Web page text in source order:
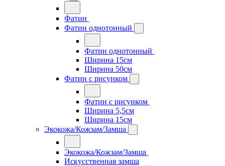
Фатин
Фатин однотонный
Фатин однотонный
Ширина 15см
Ширина 50см
Фатин с рисунком
Фатин с рисунком
Ширина 5,5см
Ширина 15см
Экокожа/Кожзам/Замша
Экокожа/Кожзам/Замша
Искусственная замша